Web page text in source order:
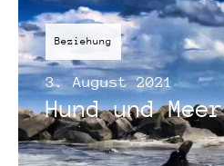
Beziehung
3. August 2021
Hund und Meer